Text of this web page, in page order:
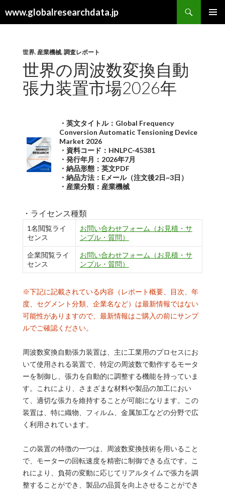
www.globalresearchdata.jp
索
世界, 産業機械, 調査レポート
世界の周波数変換自動
張力装置市場2026年
・英文タイトル：Global Frequency
Conversion Automatic Tensioning Device
Market 2026
・資料コード：HNLPC-45381
・発行年月：2026年7月
・納品形態：英文PDF
・納品方法：Eメール（注文後2日~3日）
・産業分類：産業機械
・ライセンス種類
1名閲覧ライ
センス
お問い合わせフォーム（お見積・サ
ンプル・質問）
企業閲覧ライ
センス
お問い合わせフォーム（お見積・サ
ンプル・質問）
※下記に記載されている内容（レポート概要、目次、年
度、セグメント分類、企業名など）は最新情報ではない
可能性がありますので、最新情報はご購入の前にサンプ
ルでご確認ください。
周波数変換自動張力装置は、主に工業用のプロセスにお
いて使用される装置で、特定の周波数で動作するモータ
ーを制御し、張力を自動的に調整する機能を持っていま
す。これにより、さまざまな材料や製品の加工におい
て、適切な張力を維持することが可能になります。この
装置は、特に織物、フィルム、金属加工などの分野で広
く利用されています。
この装置の特徴の一つは、周波数変換技術を用いること
で、モーターの回転速度を精密に制御できる点です。こ
れにより、負荷の変動に応じてリアルタイムで張力を調
整することができ、製品の品質を向上させることができ